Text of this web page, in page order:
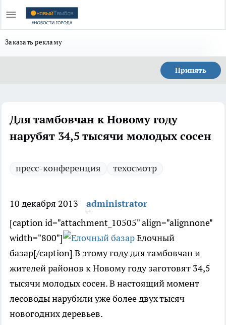
Заказать рекламу
Принять
Для тамбовчан к Новому году
нарубят 34,5 тысячи молодых сосен
пресс-конференция техосмотр
10 декабря 2013
administrator
[caption id="attachment_10505" align="alignnone"
width="800"]
Елочный
базар[/caption] В этому году для тамбовчан и
жителей районов к Новому году заготовят 34,5
тысячи молодых сосен. В настоящий момент
лесоводы нарубили уже более двух тысяч
новогодних деревьев.